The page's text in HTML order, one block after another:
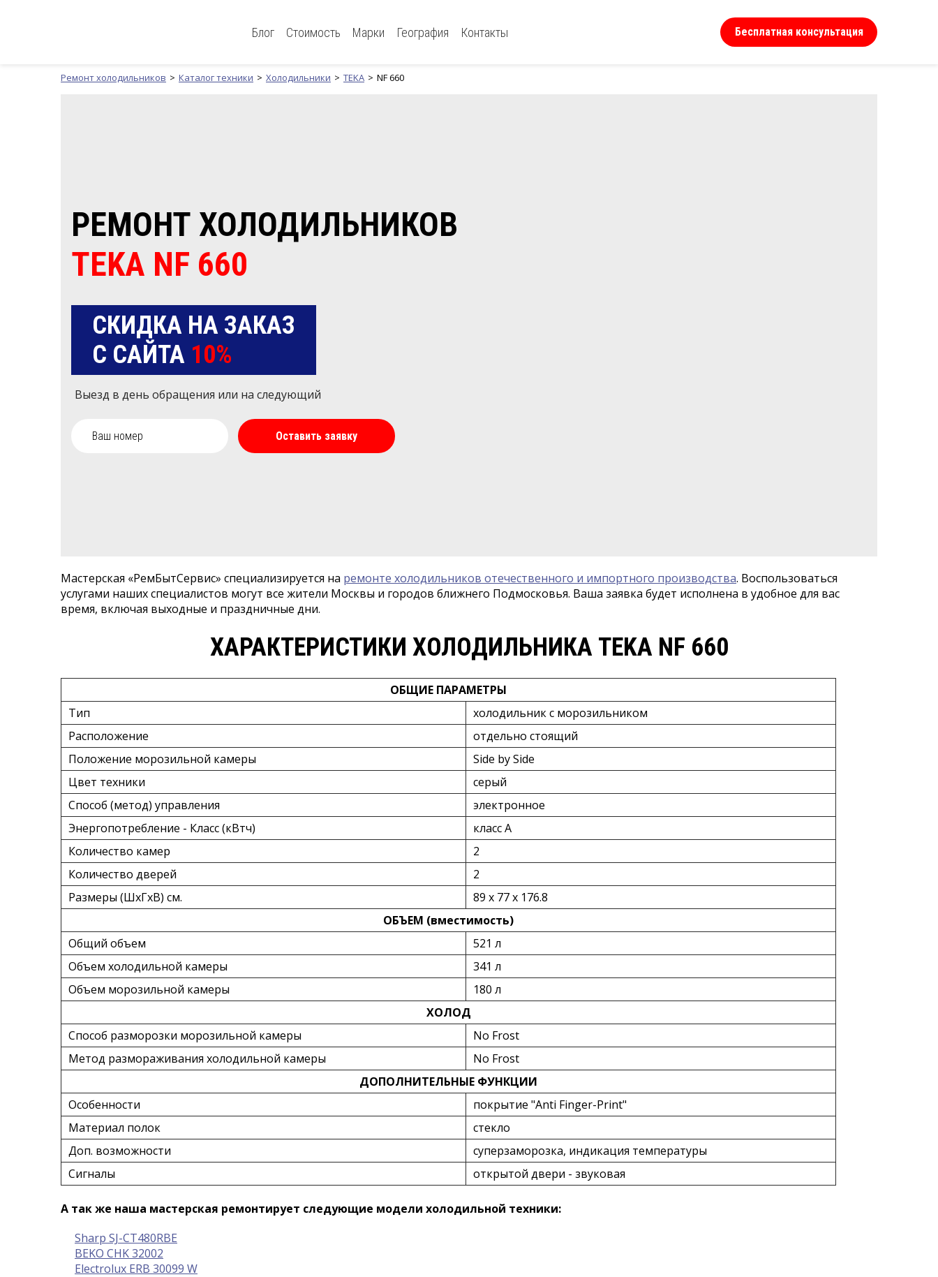
Блог Стоимость Марки География Контакты Бесплатная консультация
Ремонт холодильников Каталог техники Холодильники TEKA NF 660
РЕМОНТ ХОЛОДИЛЬНИКОВ
TEKA NF 660
СКИДКА НА ЗАКАЗ
С САЙТА 10%
Выезд в день обращения или на следующий
Оставить заявку
Мастерская «РемБытСервис» специализируется на ремонте холодильников отечественного и импортного производства. Воспользоваться
услугами наших специалистов могут все жители Москвы и городов ближнего Подмосковья. Ваша заявка будет исполнена в удобное для вас
время, включая выходные и праздничные дни.
ХАРАКТЕРИСТИКИ ХОЛОДИЛЬНИКА TEKA NF 660
ОБЩИЕ ПАРАМЕТРЫ
Тип
холодильник с морозильником
Расположение
отдельно стоящий
Положение морозильной камеры
Side by Side
Цвет техники
серый
Способ (метод) управления
электронное
Энергопотребление - Класс (кВтч)
класс A
Количество камер
2
Количество дверей
2
Размеры (ШxГxВ) см.
89 x 77 x 176.8
ОБЪЕМ (вместимость)
Общий объем
521 л
Объем холодильной камеры
341 л
Объем морозильной камеры
180 л
ХОЛОД
Способ разморозки морозильной камеры
No Frost
Метод размораживания холодильной камеры
No Frost
ДОПОЛНИТЕЛЬНЫЕ ФУНКЦИИ
Особенности
покрытие "Anti Finger-Print"
Материал полок
стекло
Доп. возможности
суперзаморозка, индикация температуры
Сигналы
открытой двери - звуковая
А так же наша мастерская ремонтирует следующие модели холодильной техники:
Sharp SJ-CT480RBE
BEKO CHK 32002
Electrolux ERB 30099 W